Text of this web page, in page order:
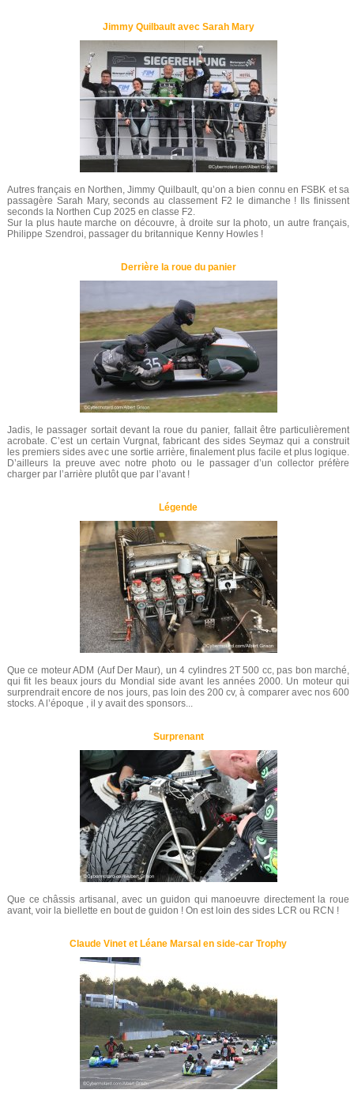
Jimmy Quilbault avec Sarah Mary
Autres français en Northen, Jimmy Quilbault, qu’on a bien connu en FSBK et sa
passagère Sarah Mary, seconds au classement F2 le dimanche ! Ils finissent
seconds la Northen Cup 2025 en classe F2.
Sur la plus haute marche on découvre, à droite sur la photo, un autre français,
Philippe Szendroi, passager du britannique Kenny Howles !
Derrière la roue du panier
Jadis, le passager sortait devant la roue du panier, fallait être particulièrement
acrobate. C’est un certain Vurgnat, fabricant des sides Seymaz qui a construit
les premiers sides avec une sortie arrière, finalement plus facile et plus logique.
D’ailleurs la preuve avec notre photo ou le passager d’un collector préfère
charger par l’arrière plutôt que par l’avant !
Légende
Que ce moteur ADM (Auf Der Maur), un 4 cylindres 2T 500 cc, pas bon marché,
qui fit les beaux jours du Mondial side avant les années 2000. Un moteur qui
surprendrait encore de nos jours, pas loin des 200 cv, à comparer avec nos 600
stocks. A l’époque , il y avait des sponsors...
Surprenant
Que ce châssis artisanal, avec un guidon qui manoeuvre directement la roue
avant, voir la biellette en bout de guidon ! On est loin des sides LCR ou RCN !
Claude Vinet et Léane Marsal en side-car Trophy